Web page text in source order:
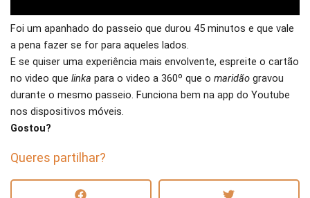
Foi um apanhado do passeio que durou 45 minutos e que vale
a pena fazer se for para aqueles lados.
E se quiser uma experiência mais envolvente, espreite o cartão
no video que linka para o video a 360º que o maridão gravou
durante o mesmo passeio. Funciona bem na app do Youtube
nos dispositivos móveis.
Gostou?
Queres partilhar?